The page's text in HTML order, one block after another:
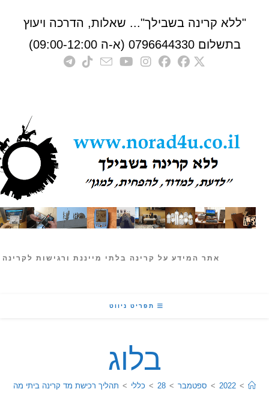
קרינה בשבילך"... שאלות, הדרכה ויעוץ
0796644330 (א-ה 09:00-12:00)
אתר המידע על קרינה בלתי מייננת ורגישות לקרינה
תפריט ניווט
בלוג
2022
> ספטמבר >
28
> כללי > תהליך רכישת מד קרינה ביתי מהיר